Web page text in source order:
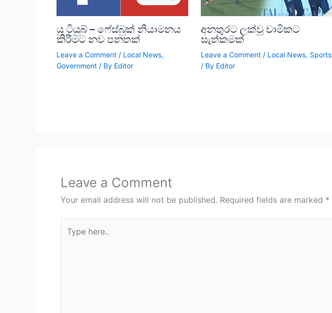
යූ ටියුබ් – ෆේස්බුක් නියාමනය
කිරීමට නව පනතක්
Leave a Comment / Local News,
Government / By Editor
අනතුරට ලක්වූ චාමිකට
සැත්කමක්
Leave a Comment / Local News, Sports
/ By Editor
Leave a Comment
Your email address will not be published. Required fields are marked *
here..